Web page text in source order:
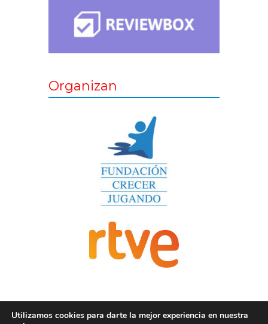
Organizan
Utilizamos cookies para darte la mejor experiencia en nuestra